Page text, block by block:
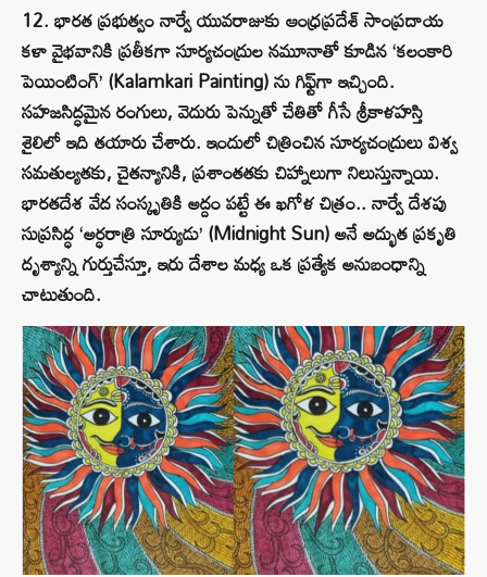
12. భారత ప్రభుత్వం నార్వే యువరాజుకు ఆంధ్రప్రదేశ్ సాంప్రదాయ
కళా వైభవానికి ప్రతీకగా సూర్యచంద్రుల నమూనాతో కూడిన ‘కలంకారి
పెయింటింగ్’ (Kalamkari Painting) ను గిఫ్ట్‌గా ఇచ్చింది.
సహజసిద్ధమైన రంగులు, వెదురు పెన్నుతో చేతితో గీసే శ్రీకాళహస్తి
శైలిలో ఇది తయారు చేశారు. ఇందులో చిత్రించిన సూర్యచంద్రులు విశ్వ
సమతుల్యతకు, చైతన్యానికి, ప్రశాంతతకు చిహ్నాలుగా నిలుస్తున్నాయి.
భారతదేశ వేద సంస్కృతికి అద్దం పట్టే ఈ ఖగోళ చిత్రం.. నార్వే దేశపు
సుప్రసిద్ధ ‘అర్ధరాత్రి సూర్యుడు’ (Midnight Sun) అనే అద్భుత ప్రకృతి
దృశ్యాన్ని గుర్తుచేస్తూ, ఇరు దేశాల మధ్య ఒక ప్రత్యేక అనుబంధాన్ని
చాటుతుంది.